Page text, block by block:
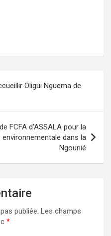
Oligui Nguema de
FCFA d’ASSALA pour la
environnementale dans la
Ngounié
publiée. Les champs
*